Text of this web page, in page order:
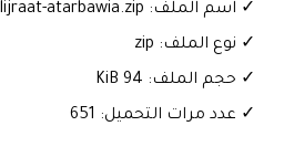
✓ اسم الملف: alijraat-atarbawia.zip
✓ نوع الملف: zip
✓ حجم الملف: 94 KiB
✓ عدد مرات التحميل: 651